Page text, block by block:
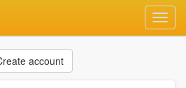
account